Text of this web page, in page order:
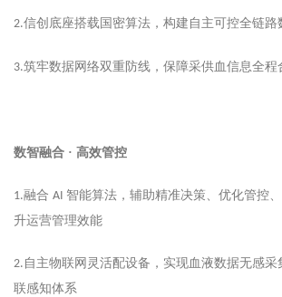
2.信创底座搭载国密算法，构建自主可控全链路
3.筑牢数据网络双重防线，保障采供血信息全程
数智融合 · 高效管控
1.融合 AI 智能算法，辅助精准决策、优化管控
升运营管理效能
2. 自主物联网灵活配设备，实现血液数据无感
联感知体系